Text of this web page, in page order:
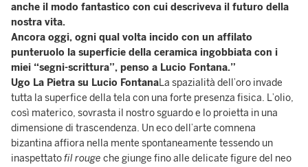
anche il modo fantastico con cui descriveva il futuro della
nostra vita.
Ancora oggi, ogni qual volta incido con un affilato
punteruolo la superficie della ceramica ingobbiata con i
miei “segni-scrittura”, penso a Lucio Fontana.”
Ugo La Pietra su Lucio FontanaLa spazialità dell’oro invade
tutta la superfice della tela con una forte presenza fisica. L’olio,
così materico, sovrasta il nostro sguardo e lo proietta in una
dimensione di trascendenza. Un eco dell’arte comnena
bizantina affiora nella mente spontaneamente tessendo un
inaspettatofil rouge che giunge fino alle delicate figure del neo